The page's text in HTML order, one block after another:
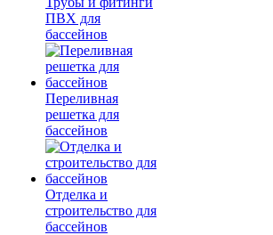
ПВХ для
бассейнов
Переливная
решетка для
бассейнов
Отделка и
строительство для
бассейнов